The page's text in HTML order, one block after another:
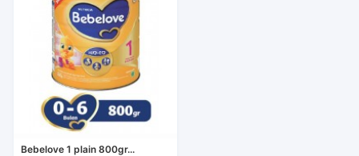
Bebelove 1 plain 800gr...